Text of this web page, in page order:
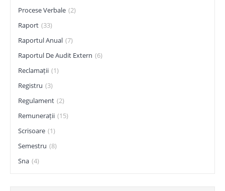
Procese Verbale (2)
Raport (33)
Raportul Anual (7)
Raportul De Audit Extern (6)
Reclamații (1)
Registru (3)
Regulament (2)
Remunerații (15)
Scrisoare (1)
Semestru (8)
Sna (4)